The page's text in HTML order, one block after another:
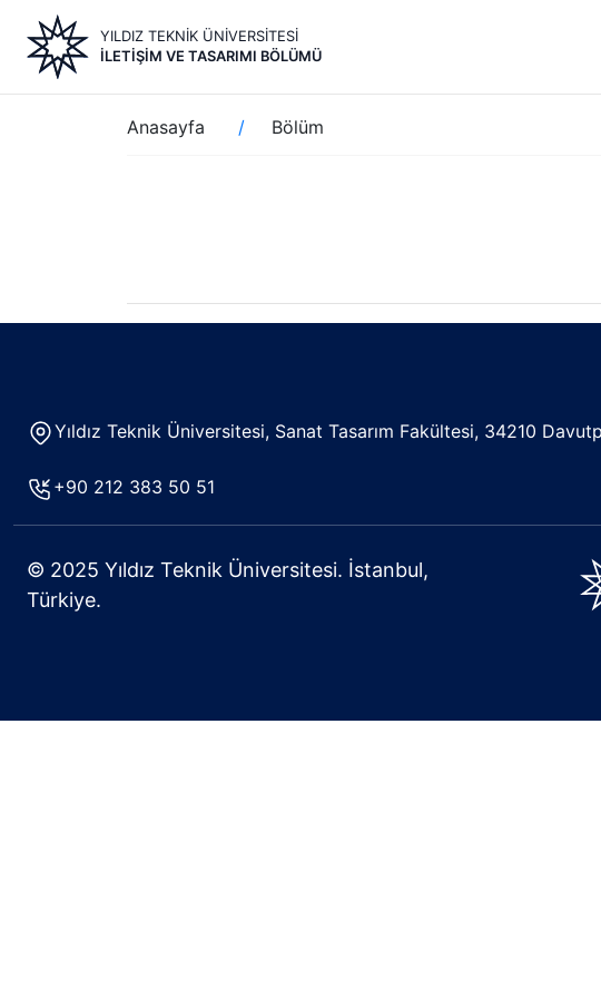
içeriğe
YILDIZ TEKNİK ÜNİVERSİTESİ
İLETIŞIM VE TASARIMI BÖLÜMÜ
Sayfa
yolu
Anasayfa Bölüm
Yıldız Teknik Üniversitesi, Sanat Tasarım Fakültesi, 34210
+90 212 383 50 51
© 2025 Yıldız Teknik Üniversitesi. İstanbul,
Türkiye.